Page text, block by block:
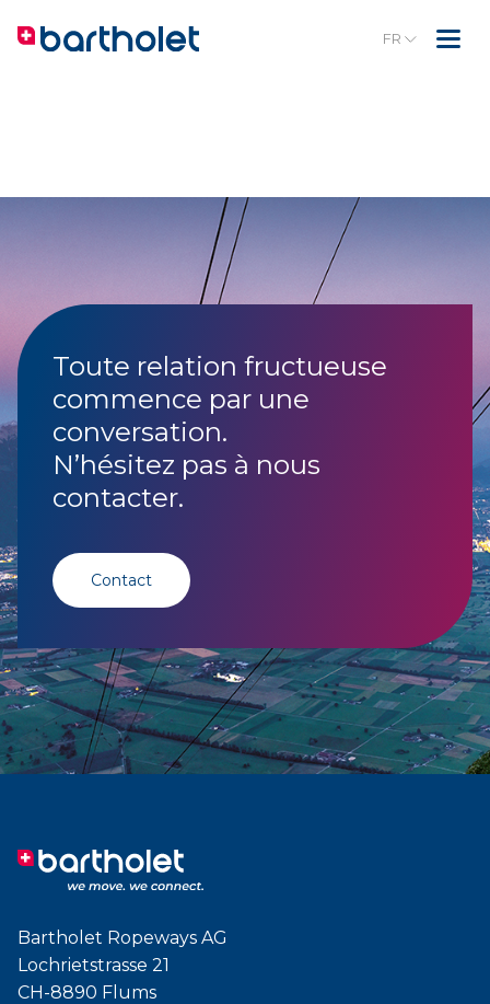
FR
Toute relation fructueuse
commence par une
conversation.
N’hésitez pas à nous
contacter.
Contact
Bartholet Ropeways AG
Lochrietstrasse 21
CH-8890 Flums